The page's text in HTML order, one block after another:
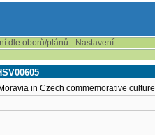
dle oborů/plánů
Nastavení
in Czech commemorative culture